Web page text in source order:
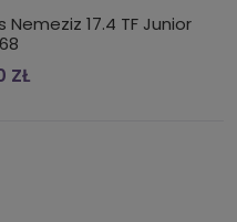
17.4 TF Junior
ZŁ